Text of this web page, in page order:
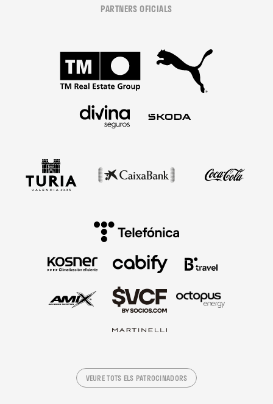
PARTNERS OFICIALS
VEURE TOTS ELS PATROCINADORS